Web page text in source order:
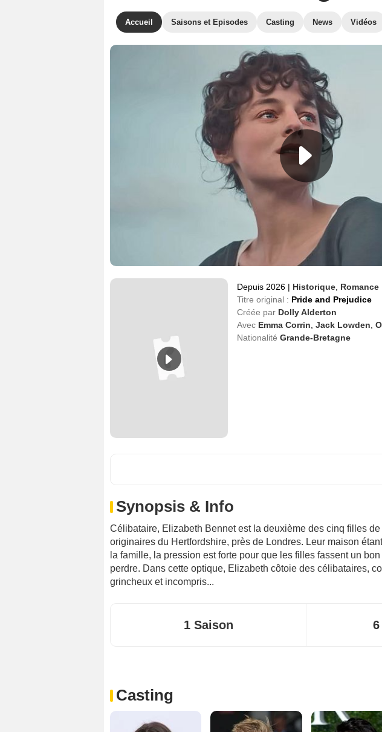
Accueil Saisons et Episodes Casting News Vidéos
Depuis 2026 | Historique Romance
Titre original : Pride and Prejudice
Créée par Dolly Alderton
Avec Emma Corrin Jack Lowden
Nationalité Grande-Bretagne
Synopsis & Info
Célibataire, Elizabeth Bennet est la deuxième des cinq filles de
originaires du Hertfordshire, près de Londres. Leur maison
la famille, la pression est forte pour que les filles fassent un
perdre. Dans cette optique, Elizabeth côtoie des célibataires,
grincheux et incompris...
1 Saison
Casting